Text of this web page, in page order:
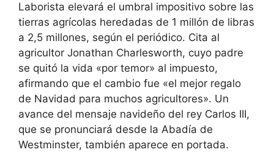
Laborista elevará el umbral impositivo sobre las
tierras agrícolas heredadas de 1 millón de libras
a 2,5 millones, según el periódico. Cita al
agricultor Jonathan Charlesworth, cuyo padre
se quitó la vida «por temor» al impuesto,
afirmando que el cambio fue «el mejor regalo
de Navidad para muchos agricultores». Un
avance del mensaje navideño del rey Carlos III,
que se pronunciará desde la Abadía de
Westminster, también aparece en portada.